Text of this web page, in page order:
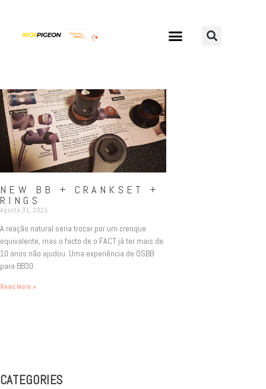
NEW BB + CRANKSET +
RINGS
Agosto 31, 2021
A reação natural seria trocar por um crenque
equivalente, mas o facto de o FACT já ter mais de
10 anos não ajudou. Uma experiência de OSBB
para BB30.
Read More »
CATEGORIES